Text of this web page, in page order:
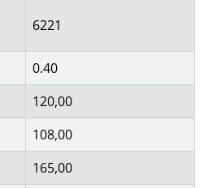
6221
0.40
120,00
108,00
165,00